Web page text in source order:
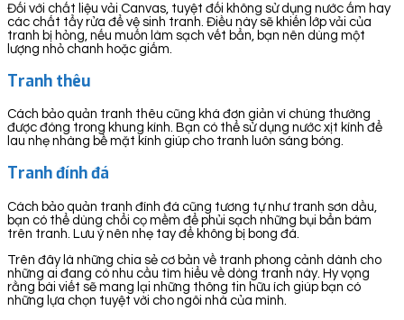
Đối với chất liệu vải Canvas, tuyệt đối không sử dụng nước ấm hay
các chất tẩy rửa để vệ sinh tranh. Điều này sẽ khiến lớp vải của
tranh bị hỏng, nếu muốn làm sạch vết bẩn, bạn nên dùng một
lượng nhỏ chanh hoặc giấm.
Tranh thêu
Cách bảo quản tranh thêu cũng khá đơn giản vì chúng thường
được đóng trong khung kính. Bạn có thể sử dụng nước xịt kính để
lau nhẹ nhàng bề mặt kính giúp cho tranh luôn sáng bóng.
Tranh đính đá
Cách bảo quản tranh đính đá cũng tương tự như tranh sơn dầu,
bạn có thể dùng chổi cọ mềm để phủi sạch những bụi bẩn bám
trên tranh. Lưu ý nên nhẹ tay để không bị bong đá.
Trên đây là những chia sẻ cơ bản về tranh phong cảnh dành cho
những ai đang có nhu cầu tìm hiểu về dòng tranh này. Hy vọng
rằng bài viết sẽ mang lại những thông tin hữu ích giúp bạn có
những lựa chọn tuyệt vời cho ngôi nhà của mình.